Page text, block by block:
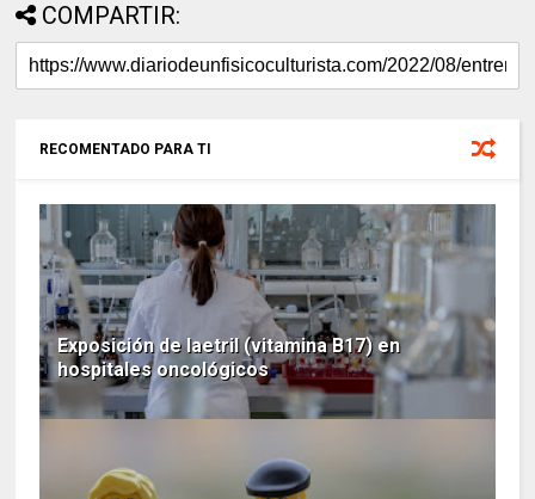
COMPARTIR:
RECOMENTADO PARA TI
Exposición de laetril (vitamina B17) en
hospitales oncológicos